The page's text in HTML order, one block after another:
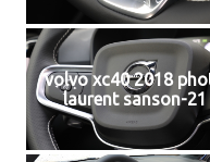
volvo xc40 2018
laurent sanson-21